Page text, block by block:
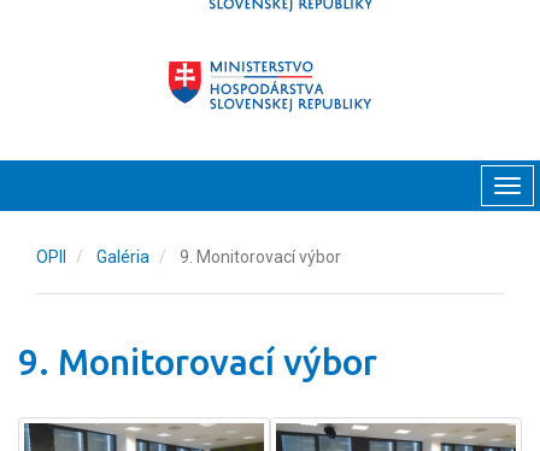
OPII Galéria 9. Monitorovací výbor
9. Monitorovací výbor